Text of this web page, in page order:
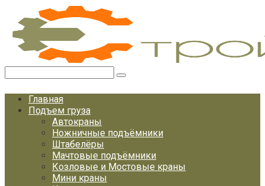
Перейти
контенту
Главная
Подъем груза
Автокраны
Ножничные подъёмники
Штабелёры
Мачтовые подъёмники
Козловые и Мостовые краны
Мини краны